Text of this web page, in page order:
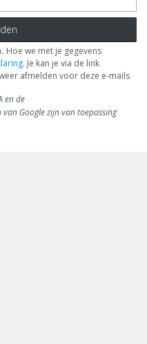
Hoe we met je gegevens
. Je kan je via de link
afmelden voor deze e-mails
en de
van Google zijn van toepassing